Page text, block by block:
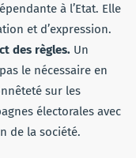
à l’Etat. Elle
et d’expression.
des règles. Un
le nécessaire en
sur les
électorales avec
de la société.